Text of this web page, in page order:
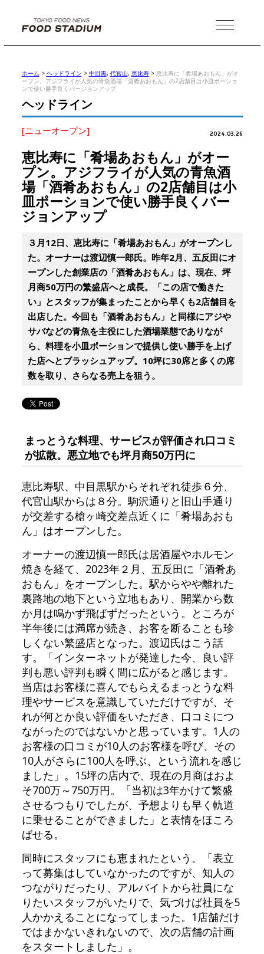
MENU
ホーム > ヘッドライン > 中目黒, 代官山, 恵比寿> 恵比寿に「肴場あおもん」がオ
ープン。アジフライが人気の青魚酒場「酒肴あおもん」の2店舗目は小皿ポーショ
ンで使い勝手良くバージョンアップ
ヘッドライン
[ニューオープン] 2024.03.26
恵比寿に「肴場あおもん」がオー
プン。アジフライが人気の青魚酒
場「酒肴あおもん」の2店舗目は小
皿ポーションで使い勝手良くバー
ジョンアップ
３月12日、恵比寿に「肴場あおもん」がオープンし
た。オーナーは渡辺慎一郎氏。昨年2月、五反田にオ
ープンした創業店の「酒肴あおもん」は、現在、坪
月商50万円の繁盛店へと成長。「この店で働きた
い」とスタッフが集まったことから早くも2店舗目を
出店した。今回も「酒肴あおもん」と同様にアジや
サバなどの青魚を主役にした酒場業態でありなが
ら、料理を小皿ポーションで提供し使い勝手を上げ
た店へとブラッシュアップ。10坪に30席と多くの席
数を取り、さらなる売上を狙う。
まっとうな料理、サービスが評価され口コミ
が拡散。悪立地でも坪月商50万円に
恵比寿駅、中目黒駅からそれぞれ徒歩６分、
代官山駅からは８分。駒沢通りと旧山手通り
が交差する槍ヶ崎交差点近くに「肴場あおも
ん」はオープンした。
オーナーの渡辺慎一郎氏は居酒屋やホルモン
焼きを経て、2023年２月、五反田に「酒肴あ
おもん」をオープンした。駅からやや離れた
裏路地の地下という立地もあり、開業から数
か月は鳴かず飛ばずだったという。ところが
半年後には満席が続き、お客を断ることも珍
しくない繁盛店となった。渡辺氏はこう話
す。「インターネットが発達した今、良い評
判も悪い評判も瞬く間に広がると感じます。
当店はお客様に喜んでもらえるまっとうな料
理やサービスを意識していただけですが、そ
れが何とか良い評価をいただき、口コミにつ
ながったのではないかと思っています。1人の
お客様の口コミが10人のお客様を呼び、その
10人がさらに100人を呼ぶ、という流れを感じ
ました」。15坪の店内で、現在の月商はおよ
そ700万～750万円。「当初は3年かけて繁盛
させるつもりでしたが、予想よりも早く軌道
に乗せることができました」と表情をほころ
ばせる。
同時にスタッフにも恵まれたという。「表立
って募集はしていなかったのですが、知人の
つながりだったり、アルバイトから社員にな
りたいスタッフがいたりで、気づけば社員を5
人かかえることになってしまった。1店舗だけ
ではまかないきれないので、次の店舗の計画
をスタートしました」。